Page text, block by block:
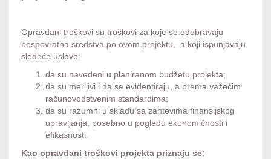
Opravdani troškovi su troškovi za koje se odobravaju
bespovratna sredstva po ovom projektu, a koji ispunjavaju
sledeće uslove:
da su navedeni u planiranom budžetu projekta;
da su merljivi i da se evidentiraju, a prema važećim
računovodstvenim standardima;
da su razumni u skladu sa zahtevima finansijskog
upravljanja, posebno u pogledu ekonomičnosti i
efikasnosti.
Kao opravdani troškovi projekta priznaju se: